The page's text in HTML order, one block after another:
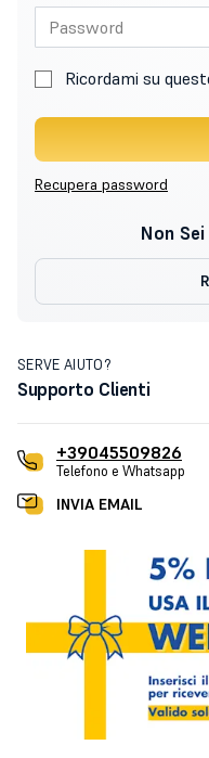
Ricordami su
Recupera password
Non
SERVE AIUTO?
Supporto Clienti
+39045509826
Telefono e Whatsapp
INVIA EMAIL